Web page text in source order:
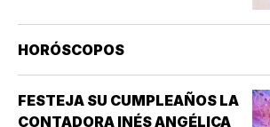
HORÓSCOPOS
FESTEJA SU CUMPLEAÑOS LA
CONTADORA INÉS ANGÉLICA